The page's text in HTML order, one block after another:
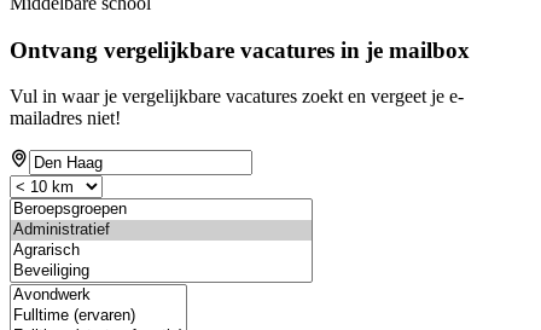
Ontvang vergelijkbare vacatures in je mailbox
Vul in waar je vergelijkbare vacatures zoekt en vergeet je e-
mailadres niet!